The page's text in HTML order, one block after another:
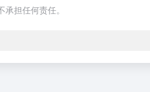
担任何责任。